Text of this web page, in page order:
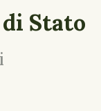
di Stato